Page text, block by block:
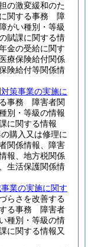
の激変緩和のた
に関する事務 障
がい種別・等級
賦課に関する情
金の受給に関す
療保険給付関係
険給付等関係情
策事業の実施に
事務 障害者関
別・等級の情報
に関する情報
購入又は修理に
関係情報、障害
報、地方税関係
生活保護関係情
業の実施に関す
らさを改善する
する事務 障害者
種別・等級の情
に関する情報又